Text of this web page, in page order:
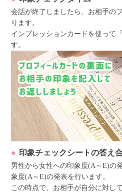
会話が終了しましたら、お相手の
ります。
インプレッションカードを使って
す。
印象チェックシートの答え
男性から女性への印象度(A～E)の
象度(A～E)の発表を行います。
この時点で、お相手が自分に対し